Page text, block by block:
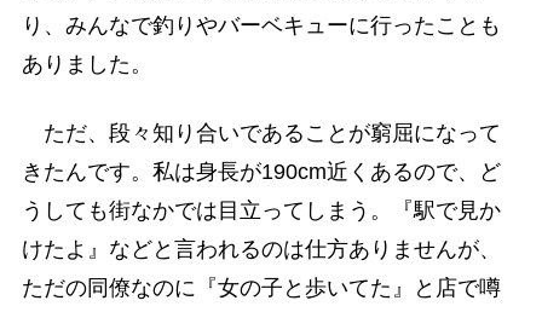
り、みんなで釣りやバーベキューに行ったことも
ありました。
ただ、段々知り合いであることが窮屈になって
きたんです。私は身長が190cm近くあるので、ど
うしても街なかでは目立ってしまう。『駅で見か
けたよ』などと言われるのは仕方ありませんが、
ただの同僚なのに『女の子と歩いてた』と店で噂